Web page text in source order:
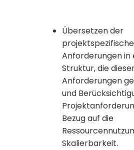
Übersetzen der
Anforderungen in
Struktur, die
Anforderungen
und
Bezug auf die
Skalierbarkeit.